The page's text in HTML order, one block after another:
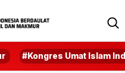
#Kongres Umat Islam